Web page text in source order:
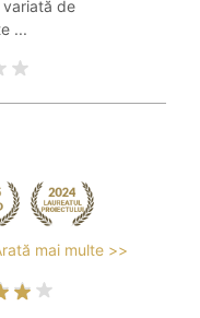
de
...
mai multe >>